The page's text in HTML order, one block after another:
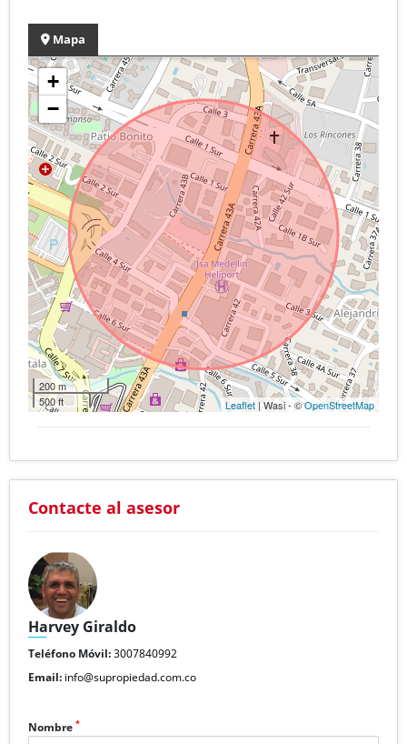
Mapa
+
−
200 m
500 ft
Leaflet | Wasi - ©OpenStreetMap
Contacte al asesor
Harvey Giraldo
Teléfono Móvil:3007840992
Email: info@supropiedad.com.co
Nombre *